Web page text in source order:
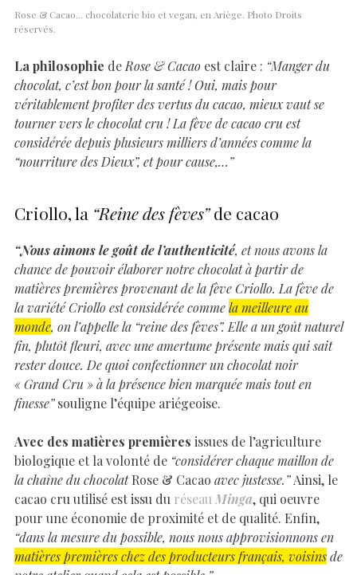
Rose & Cacao… chocolaterie bio et vegan, en Ariège. Photo Droits
réservés.
La philosophie de Rose & Cacao est claire : “Manger du
chocolat, c’est bon pour la santé ! Oui, mais pour
véritablement profiter des vertus du cacao, mieux vaut se
tourner vers le chocolat cru ! La fève de cacao cru est
considérée depuis plusieurs milliers d’années comme la
“nourriture des Dieux”, et pour cause,…”
Criollo, la “Reine des fèves”de cacao
“Nous aimons le goût de l’authenticité, et nous avons la
chance de pouvoir élaborer notre chocolat à partir de
matières premières provenant de la fève Criollo. La fève de
la variété Criollo est considérée commela meilleure au
monde, on l’appelle la “reine des fèves”. Elle a un goût naturel
fin, plutôt fleuri, avec une amertume présente mais qui sait
rester douce. De quoi confectionner un chocolat noir
« Grand Cru » à la présence bien marquée mais tout en
finesse”souligne l’équipe ariégeoise.
Avec des matières premières issues de l’agriculture
biologique et la volonté de “considérer chaque maillon de
la chaîne du chocolatRose & Cacao avec justesse.”Ainsi, le
cacao cru utilisé est issu du réseau Minga, qui oeuvre
pour une économie de proximité et de qualité. Enfin,
“dans la mesure du possible, nous nous approvisionnons en
matières premières chez des producteurs français, voisinsde